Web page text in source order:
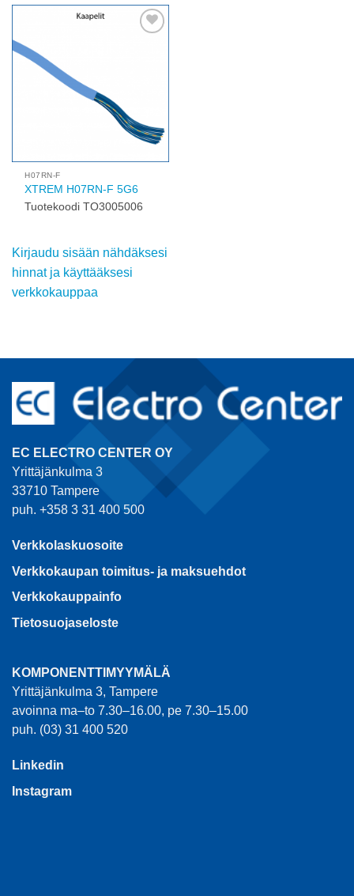
H07RN-F
XTREM H07RN-F 5G6
Tuotekoodi TO3005006
Kirjaudu sisään nähdäksesi
hinnat ja käyttääksesi
verkkokauppaa
EC ELECTRO CENTER OY
Yrittäjänkulma 3
33710 Tampere
puh. +358 3 31 400 500
Verkkolaskuosoite
Verkkokaupan toimitus- ja maksuehdot
Verkkokauppainfo
Tietosuojaseloste
KOMPONENTTIMYYMÄLÄ
Yrittäjänkulma 3, Tampere
avoinna ma–to 7.30–16.00, pe 7.30–15.00
puh. (03) 31 400 520
Linkedin
Instagram